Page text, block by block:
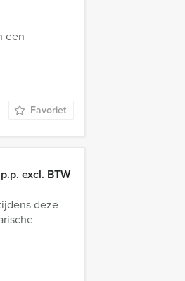
een
Favoriet
p.p. excl. BTW
deze